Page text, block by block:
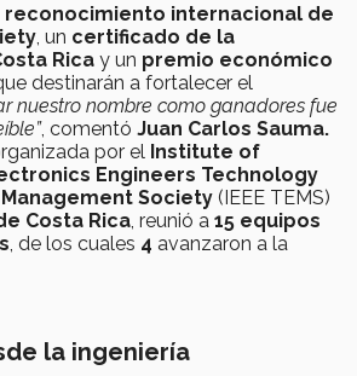
reconocimiento internacional de
, un certificado de la
Rica y un premio económico
destinarán a fortalecer el
nuestro nombre como ganadores fue
, comentó Juan Carlos Sauma.
por el Institute of
Engineers Technology
Society (IEEE TEMS)
Costa Rica , reunió a 15 equipos
, de los cuales 4 avanzaron a la
la ingeniería